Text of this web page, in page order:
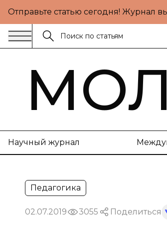
Отправьте статью сегодня! Журнал
Научный журнал
Педагогика
02.07.2019 3055 Поделиться